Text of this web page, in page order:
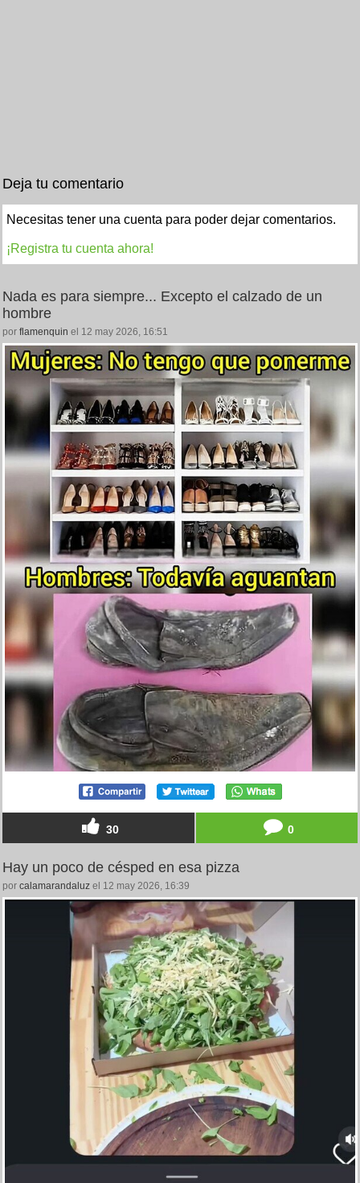
Deja tu comentario
Necesitas tener una cuenta para poder dejar comentarios.
¡Registra tu cuenta ahora!
Nada es para siempre... Excepto el calzado de un
hombre
por flamenquin el 12 may 2026, 16:51
30 0
Hay un poco de césped en esa pizza
por calamarandaluz el 12 may 2026, 16:39